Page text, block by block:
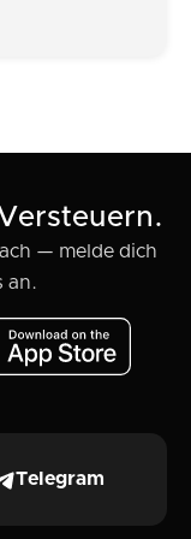
— melde dich
an.
Telegram